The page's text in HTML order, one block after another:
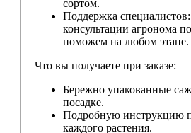
сортом.
Поддержка
консультации агронома
поможем на любом этапе.
Что вы получаете при заказе:
Бережно упакованные
посадке.
Подробную инструкцию
каждого растения.